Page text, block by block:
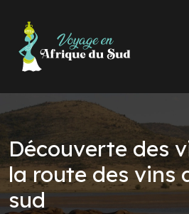
Découverte des
la route des vins
sud